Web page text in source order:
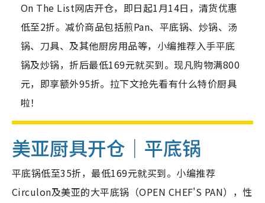
On The List网店开仓，即日起1月14日，清货优惠
低至2折。减价商品包括煎Pan、平底锅、炒锅、汤
锅、刀具、及其他厨房用品等，小编推荐入手平底
锅及炒锅，折后最低169元就买到。现凡购物满800
元，即享额外95折。拉下文抢先看有什么特价厨具
啦！
美亚厨具开仓｜平底锅
平底锅低至35折，最低169元就买到。小编推荐
Circulon及美亚的大平底锅（OPEN CHEF'S PAN），性